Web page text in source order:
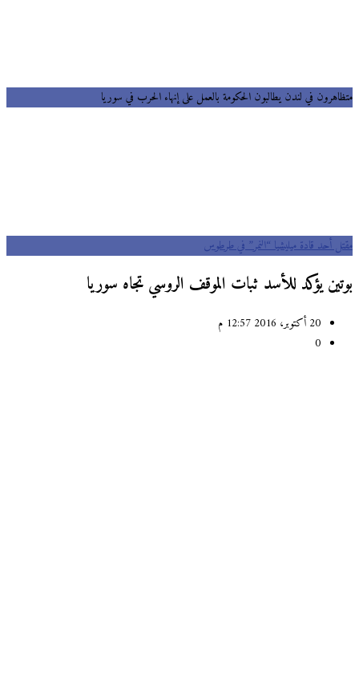
متظاهرون في لندن يطالبون الحكومة بالعمل على إنهاء الحرب في سوريا
مقتل أحد قادة ميليشيا “النمر” في طرطوس
بوتين يؤكد للأسد ثبات الموقف الروسي تجاه سوريا
20 أكتوبر، 2016 12:57 م